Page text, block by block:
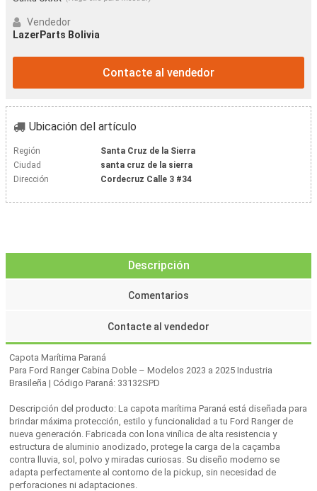
Vendedor
LazerParts Bolivia
Contacte al vendedor
Ubicación del artículo
Región
Santa Cruz de la Sierra
Ciudad
santa cruz de la sierra
Dirección
Cordecruz Calle 3 #34
Descripción
Comentarios
Contacte al vendedor
Capota Marítima Paraná
Para Ford Ranger Cabina Doble – Modelos 2023 a 2025 Industria
Brasileña | Código Paraná: 33132SPD
Descripción del producto: La capota marítima Paraná está diseñada para
brindar máxima protección, estilo y funcionalidad a tu Ford Ranger de
nueva generación. Fabricada con lona vinílica de alta resistencia y
estructura de aluminio anodizado, protege la carga de la caçamba
contra lluvia, sol, polvo y miradas curiosas. Su diseño moderno se
adapta perfectamente al contorno de la pickup, sin necesidad de
perforaciones ni adaptaciones.